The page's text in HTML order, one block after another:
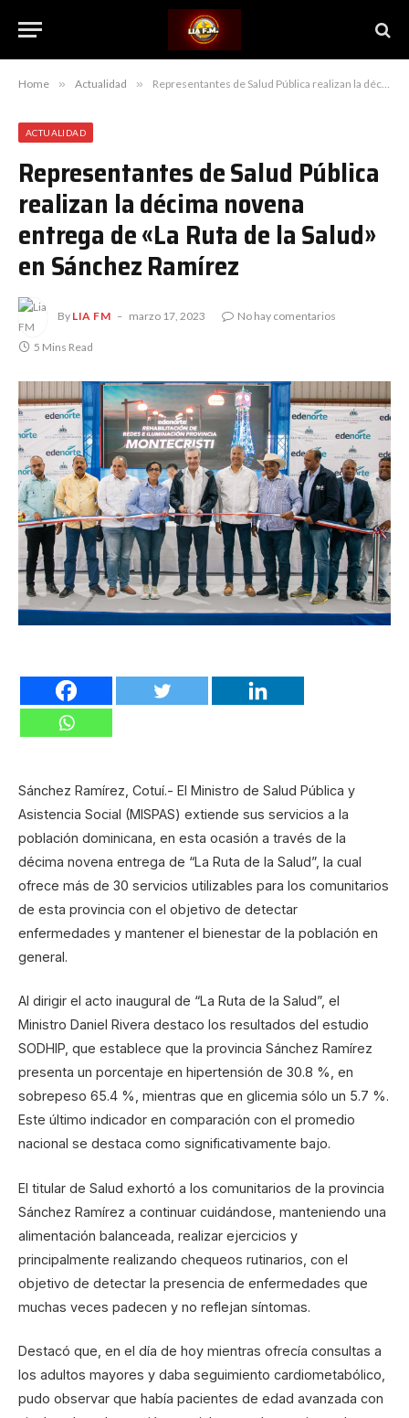
Home » Actualidad » Representantes de Salud Pública realizan la décima novena entrega de «La Ruta de la Salud» en Sánchez Ramírez
ACTUALIDAD
Representantes de Salud Pública
realizan la décima novena
entrega de «La Ruta de la Salud»
en Sánchez Ramírez
By LIA FM marzo 17, 2023 No hay comentarios
5 Mins Read
Sánchez Ramírez, Cotuí.- El Ministro de Salud Pública y
Asistencia Social (MISPAS) extiende sus servicios a la
población dominicana, en esta ocasión a través de la
décima novena entrega de “La Ruta de la Salud”, la cual
ofrece más de 30 servicios utilizables para los comunitarios
de esta provincia con el objetivo de detectar
enfermedades y mantener el bienestar de la población en
general.
Al dirigir el acto inaugural de “La Ruta de la Salud”, el
Ministro Daniel Rivera destaco los resultados del estudio
SODHIP, que establece que la provincia Sánchez Ramírez
presenta un porcentaje en hipertensión de 30.8 %, en
sobrepeso 65.4 %, mientras que en glicemia sólo un 5.7 %.
Este último indicador en comparación con el promedio
nacional se destaca como significativamente bajo.
El titular de Salud exhortó a los comunitarios de la provincia
Sánchez Ramírez a continuar cuidándose, manteniendo una
alimentación balanceada, realizar ejercicios y
principalmente realizando chequeos rutinarios, con el
objetivo de detectar la presencia de enfermedades que
muchas veces padecen y no reflejan síntomas.
Destacó que, en el día de hoy mientras ofrecía consultas a
los adultos mayores y daba seguimiento cardiometabólico,
pudo observar que había pacientes de edad avanzada con